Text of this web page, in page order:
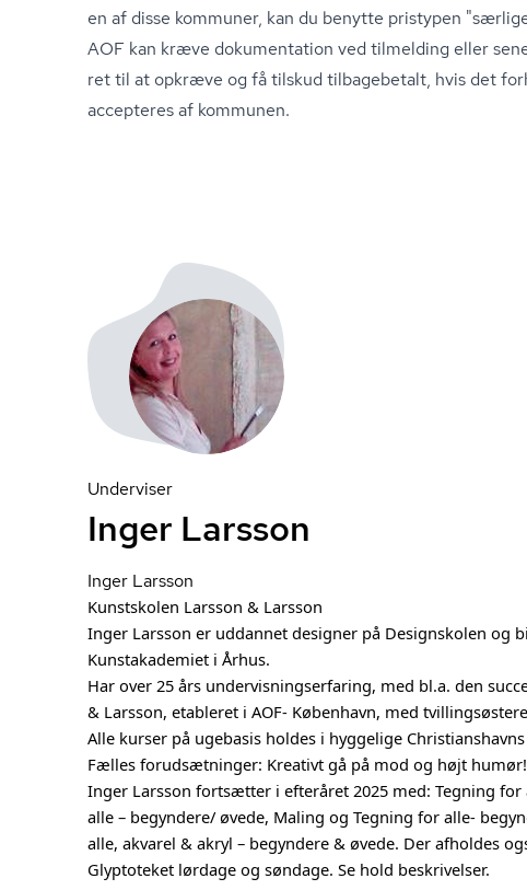
en af disse kommuner, kan du benytte pristypen
AOF kan kræve dokumentation ved tilmelding eller
ret til at opkræve og få tilskud tilbagebetalt, hvis det
accepteres af kommunen.
Underviser
Inger Larsson
Inger Larsson
Kunstskolen Larsson & Larsson
Inger Larsson er uddannet designer på Designskolen og
Kunstakademiet i Århus.
Har over 25 års un­der­vis­ning­ser­fa­ring, med bl.a. den
& Larsson, etableret i AOF- København, med
Alle kurser på ugebasis holdes i hyggelige
Fælles forudsætninger: Kreativt gå på mod og højt humør!
Inger Larsson fortsætter i efteråret 2025 med: Tegning for
alle – begyndere/ øvede, Maling og Tegning for alle-
alle, akvarel & akryl – begyndere & øvede. Der afholdes
Glyptoteket lørdage og søndage. Se hold beskrivelser.